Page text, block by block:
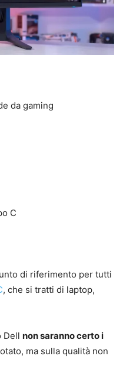
da gaming
C
di riferimento per tutti
, che si tratti di laptop,
Dell non saranno certo i
ma sulla qualità non